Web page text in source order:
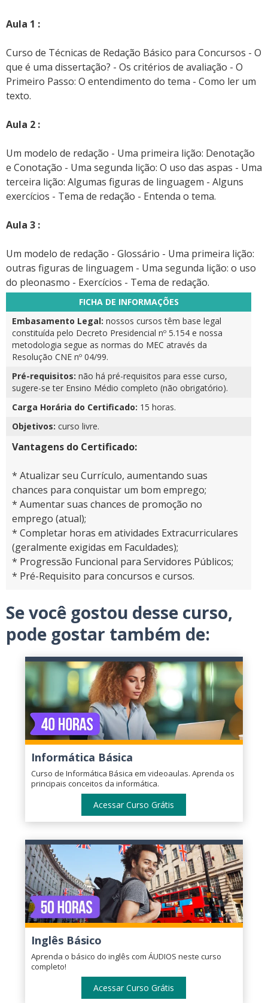
Aula 1 :
Curso de Técnicas de Redação Básico para Concursos - O
que é uma dissertação? - Os critérios de avaliação - O
Primeiro Passo: O entendimento do tema - Como ler um
texto.
Aula 2 :
Um modelo de redação - Uma primeira lição: Denotação
e Conotação - Uma segunda lição: O uso das aspas - Uma
terceira lição: Algumas figuras de linguagem - Alguns
exercícios - Tema de redação - Entenda o tema.
Aula 3 :
Um modelo de redação - Glossário - Uma primeira lição:
outras figuras de linguagem - Uma segunda lição: o uso
do pleonasmo - Exercícios - Tema de redação.
FICHA DE INFORMAÇÕES
Embasamento Legal: nossos cursos têm base legal
constituída pelo Decreto Presidencial nº 5.154 e nossa
metodologia segue as normas do MEC através da
Resolução CNE nº 04/99.
Pré-requisitos: não há pré-requisitos para esse curso,
sugere-se ter Ensino Médio completo (não obrigatório).
Carga Horária do Certificado: 15 horas.
Objetivos: curso livre.
Vantagens do Certificado:
* Atualizar seu Currículo, aumentando suas
chances para conquistar um bom emprego;
* Aumentar suas chances de promoção no
emprego (atual);
* Completar horas em atividades Extracurriculares
(geralmente exigidas em Faculdades);
* Progressão Funcional para Servidores Públicos;
* Pré-Requisito para concursos e cursos.
Se você gostou desse curso,
pode gostar também de:
Informática Básica
Curso de Informática Básica em videoaulas. Aprenda os
principais conceitos da informática.
Acessar Curso Grátis
Inglês Básico
Aprenda o básico do inglês com ÁUDIOS neste curso
completo!
Acessar Curso Grátis